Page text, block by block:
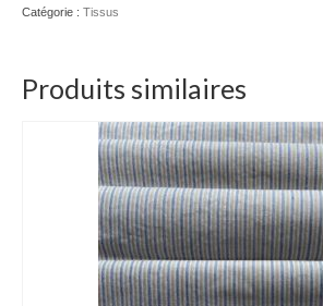
Catégorie : Tissus
Produits similaires